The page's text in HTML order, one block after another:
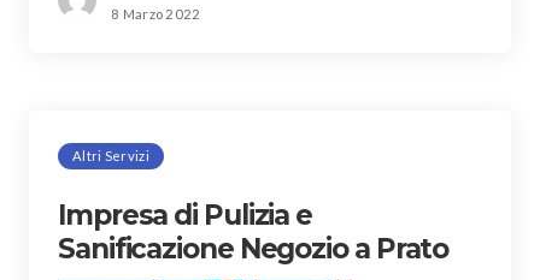
8 Marzo 2022
Altri Servizi
Impresa di Pulizia e
Sanificazione Negozio a Prato